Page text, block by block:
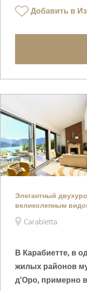
Добавить в
Элегантный
великолепным
Carabietta
В Карабиетте, в
жилых районов
д'Оро, примерно